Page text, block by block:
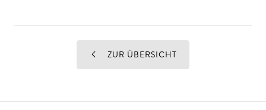
ZUR ÜBERSICHT